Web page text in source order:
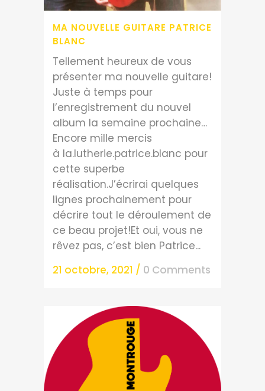
MA NOUVELLE GUITARE PATRICE
BLANC
Tellement heureux de vous
présenter ma nouvelle guitare!
Juste à temps pour
l’enregistrement du nouvel
album la semaine prochaine…
Encore mille mercis
à la.lutherie.patrice.blanc pour
cette superbe
réalisation.J’écrirai quelques
lignes prochainement pour
décrire tout le déroulement de
ce beau projet!Et oui, vous ne
rêvez pas, c’est bien Patrice...
21 octobre, 2021 / 0 Comments